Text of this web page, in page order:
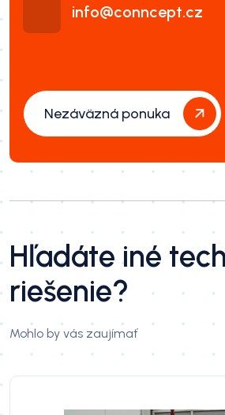
info@conncept.cz
Nezáväzná ponuka
Hľadáte iné
riešenie?
Mohlo by vás zaujímať